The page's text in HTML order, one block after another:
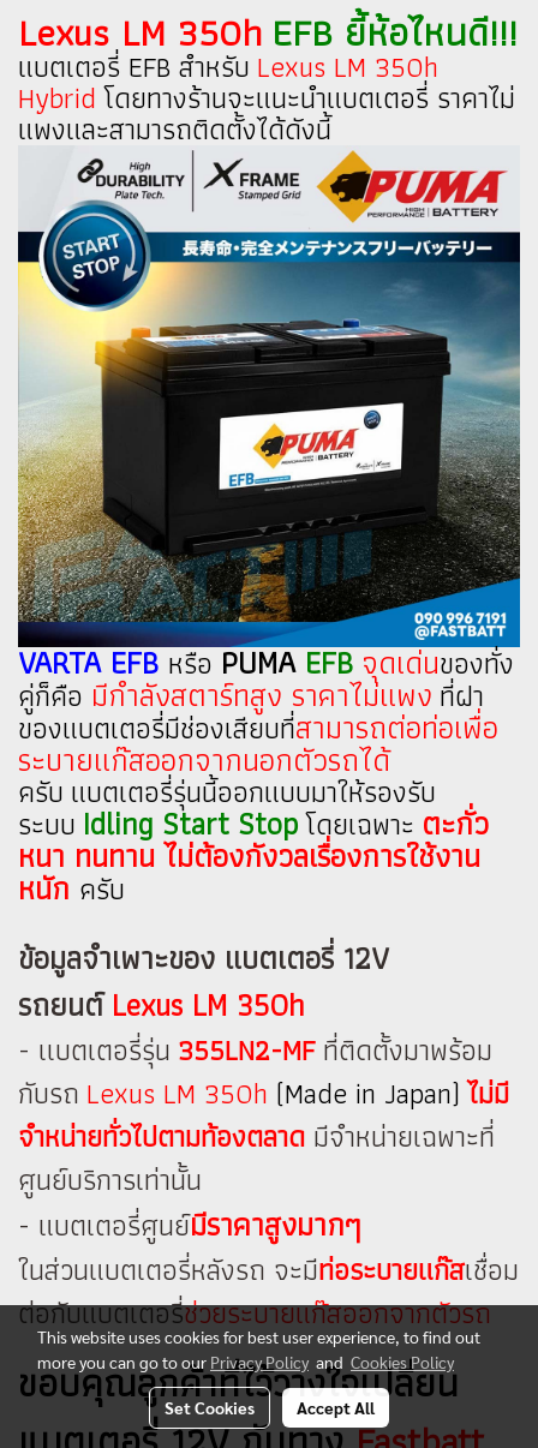
Lexus LM 350h EFB ยี้ห้อไหนดี!!!
แบตเตอรี่ EFB สำหรับ Lexus LM 350h
Hybridโดยทางร้านจะแนะนำแบตเตอรี่ ราคาไม่
แพงและสามารถติดตั้งได้ดังนี้
VARTA EFBหรือ PUMAEFBจุดเด่นของทั่ง
คู่ก็คือ มีกำลังสตาร์ทสูง ราคาไม่แพง ที่ฝา
ของแบตเตอรี่มีช่องเสียบที่สามารถต่อท่อเพื่อ
ระบายแก๊สออกจากนอกตัวรถได้
ครับ แบตเตอรี่รุ่นนี้ออกแบบมาให้รองรับ
ระบบ Idling Start Stopโดยเฉพาะ ตะกั่ว
หนา ทนทาน ไม่ต้องกังวลเรื่องการใช้งาน
หนัก ครับ
ข้อมูลจำเพาะของ แบตเตอรี่ 12V
รถยนต์Lexus LM 350h
- เเบตเตอรี่รุ่น 355LN2-MFที่ติดตั้งมาพร้อม
กับรถ Lexus LM 350h (Made in Japan)ไม่มี
จำหน่ายทั่วไปตามท้องตลาด มีจำหน่ายเฉพาะที่
ศูนย์บริการเท่านั้น
- แบตเตอรี่ศูนย์มีราคาสูงมากๆ
ในส่วนแบตเตอรี่หลังรถ จะมีท่อระบายแก๊สเชื่อม
ต่อกับแบตเตอรี่ช่วยระบายแก๊สออกจากตัวรถ
ขอบคุณลูกค้าที่ไว้วางใจเปลี่ยน
This website uses cookies for best user experience, to find out
more you can go to our Privacy Policy and Cookies Policy
Set Cookies Accept All